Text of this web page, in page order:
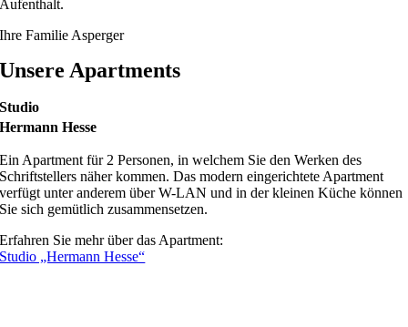
Aufenthalt.
Ihre Familie Asperger
Unsere Apartments
Studio
Hermann Hesse
Ein Apartment für 2 Personen, in welchem Sie den Werken des
Schriftstellers näher kommen. Das modern eingerichtete Apartment
verfügt unter anderem über W-LAN und in der kleinen Küche können
Sie sich gemütlich zusammensetzen.
Erfahren Sie mehr über das Apartment:
Studio „Hermann Hesse“